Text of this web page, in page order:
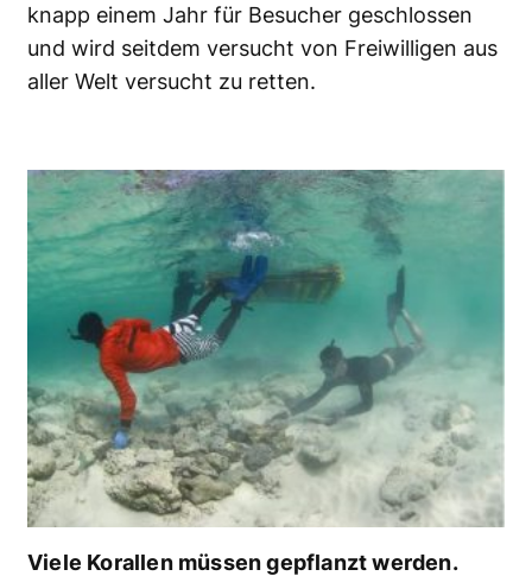
knapp einem Jahr für Besucher geschlossen
und wird seitdem versucht von Freiwilligen aus
aller Welt versucht zu retten.
Viele Korallen müssen gepflanzt werden.